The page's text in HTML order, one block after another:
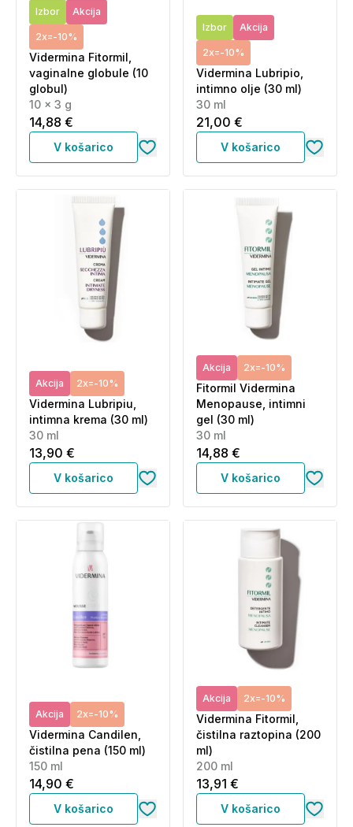
Izbor Akcija
2x=-10%
Vidermina Fitormil,
vaginalne globule (10
globul)
10 x 3 g
14,88 €
V košarico
Izbor Akcija
2x=-10%
Vidermina Lubripio,
intimno olje (30 ml)
30 ml
21,00 €
V košarico
Akcija 2x=-10%
Vidermina Lubripiu,
intimna krema (30 ml)
30 ml
13,90 €
V košarico
Akcija 2x=-10%
Fitormil Vidermina
Menopause, intimni
gel (30 ml)
30 ml
14,88 €
V košarico
Akcija 2x=-10%
Vidermina Candilen,
čistilna pena (150 ml)
150 ml
14,90 €
V košarico
Akcija 2x=-10%
Vidermina Fitormil,
čistilna raztopina (200
ml)
200 ml
13,91 €
V košarico